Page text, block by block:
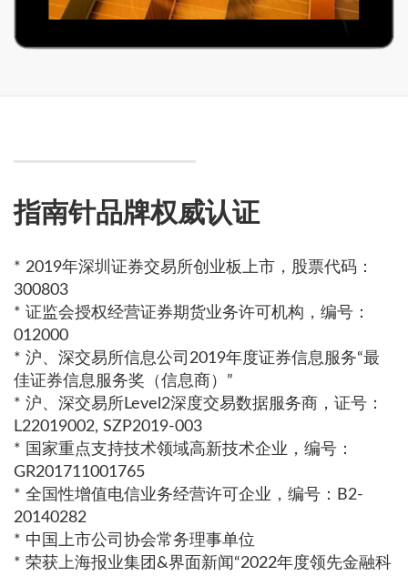
指南针品牌权威认证
* 2019年深圳证券交易所创业板上市，股票代码：
300803
* 证监会授权经营证券期货业务许可机构，编号：
012000
* 沪、深交易所信息公司2019年度证券信息服务“最
佳证券信息服务奖（信息商）”
* 沪、深交易所Level2深度交易数据服务商，证号：
L22019002, SZP2019-003
* 国家重点支持技术领域高新技术企业，编号：
GR201711001765
* 全国性增值电信业务经营许可企业，编号：B2-
20140282
* 中国上市公司协会常务理事单位
* 荣获上海报业集团&界面新闻“2022年度领先金融科